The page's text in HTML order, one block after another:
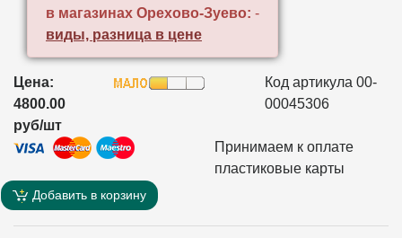
в магазинах Орехово-Зуево: -
виды, разница в цене
Цена:
4800.00
руб/шт
Код артикула 00-
00045306
Принимаем к оплате
пластиковые карты
Добавить в корзину